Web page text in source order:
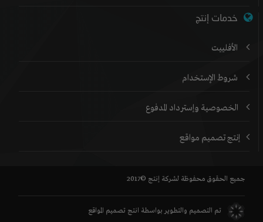
خدمات إنتج
الأفلييت
شروط الإستخدام
الخصوصية وإسترداد المدفوع
إنتج تصميم مواقع
جميع الحقوق محفوظة لشركة إنتج ©2017
تم التصميم والتطوير بواسطة انتج تصميم المواقع